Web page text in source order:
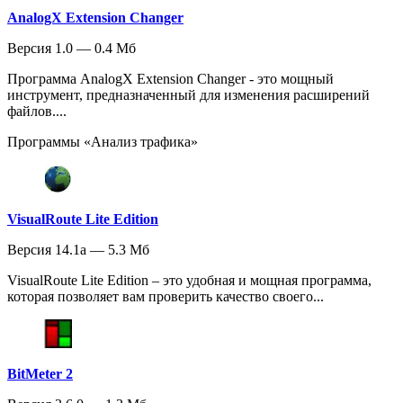
AnalogX Extension Changer
Версия 1.0 — 0.4 Мб
Программа AnalogX Extension Changer - это мощный
инструмент, предназначенный для изменения расширений
файлов....
Программы «Анализ трафика»
VisualRoute Lite Edition
Версия 14.1a — 5.3 Мб
VisualRoute Lite Edition – это удобная и мощная программа,
которая позволяет вам проверить качество своего...
BitMeter 2